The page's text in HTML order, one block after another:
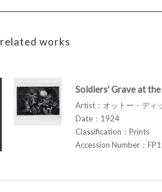
related works
Soldiers' Grave at
Artist：オットー・デ
Date：1924
Classification：Prints
Accession Number：